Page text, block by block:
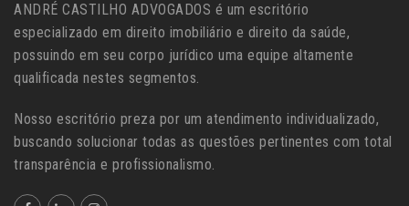
ANDRÉ CASTILHO ADVOGADOS é um escritório
especializado em direito imobiliário e direito da saúde,
possuindo em seu corpo jurídico uma equipe altamente
qualificada nestes segmentos.
Nosso escritório preza por um atendimento individualizado,
buscando solucionar todas as questões pertinentes com total
transparência e profissionalismo.